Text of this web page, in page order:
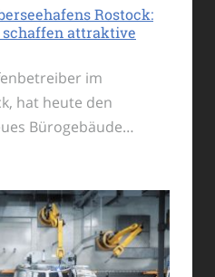
Rostock:
schaffen attraktive
im
hat heute den
Bürogebäude…